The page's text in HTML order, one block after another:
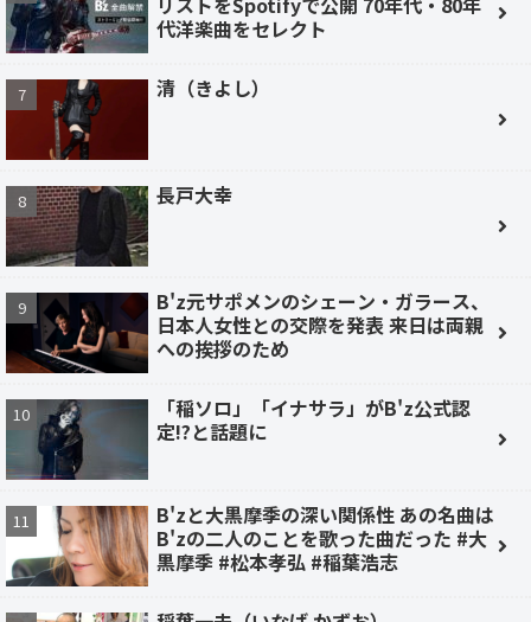
代洋楽曲をセレクト
清（きよし）
長戸大幸
B'z元サポメンのシェーン・ガラース、
日本人女性との交際を発表 来日は両親
への挨拶のため
「稲ソロ」「イナサラ」がB'z公式認
定!?と話題に
B'zと大黒摩季の深い関係性 あの名曲は
B'zの二人のことを歌った曲だった #大
黒摩季 #松本孝弘 #稲葉浩志